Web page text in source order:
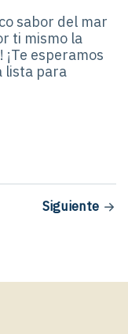
sabor del mar
ti mismo la
! ¡Te esperamos
lista para
Siguiente